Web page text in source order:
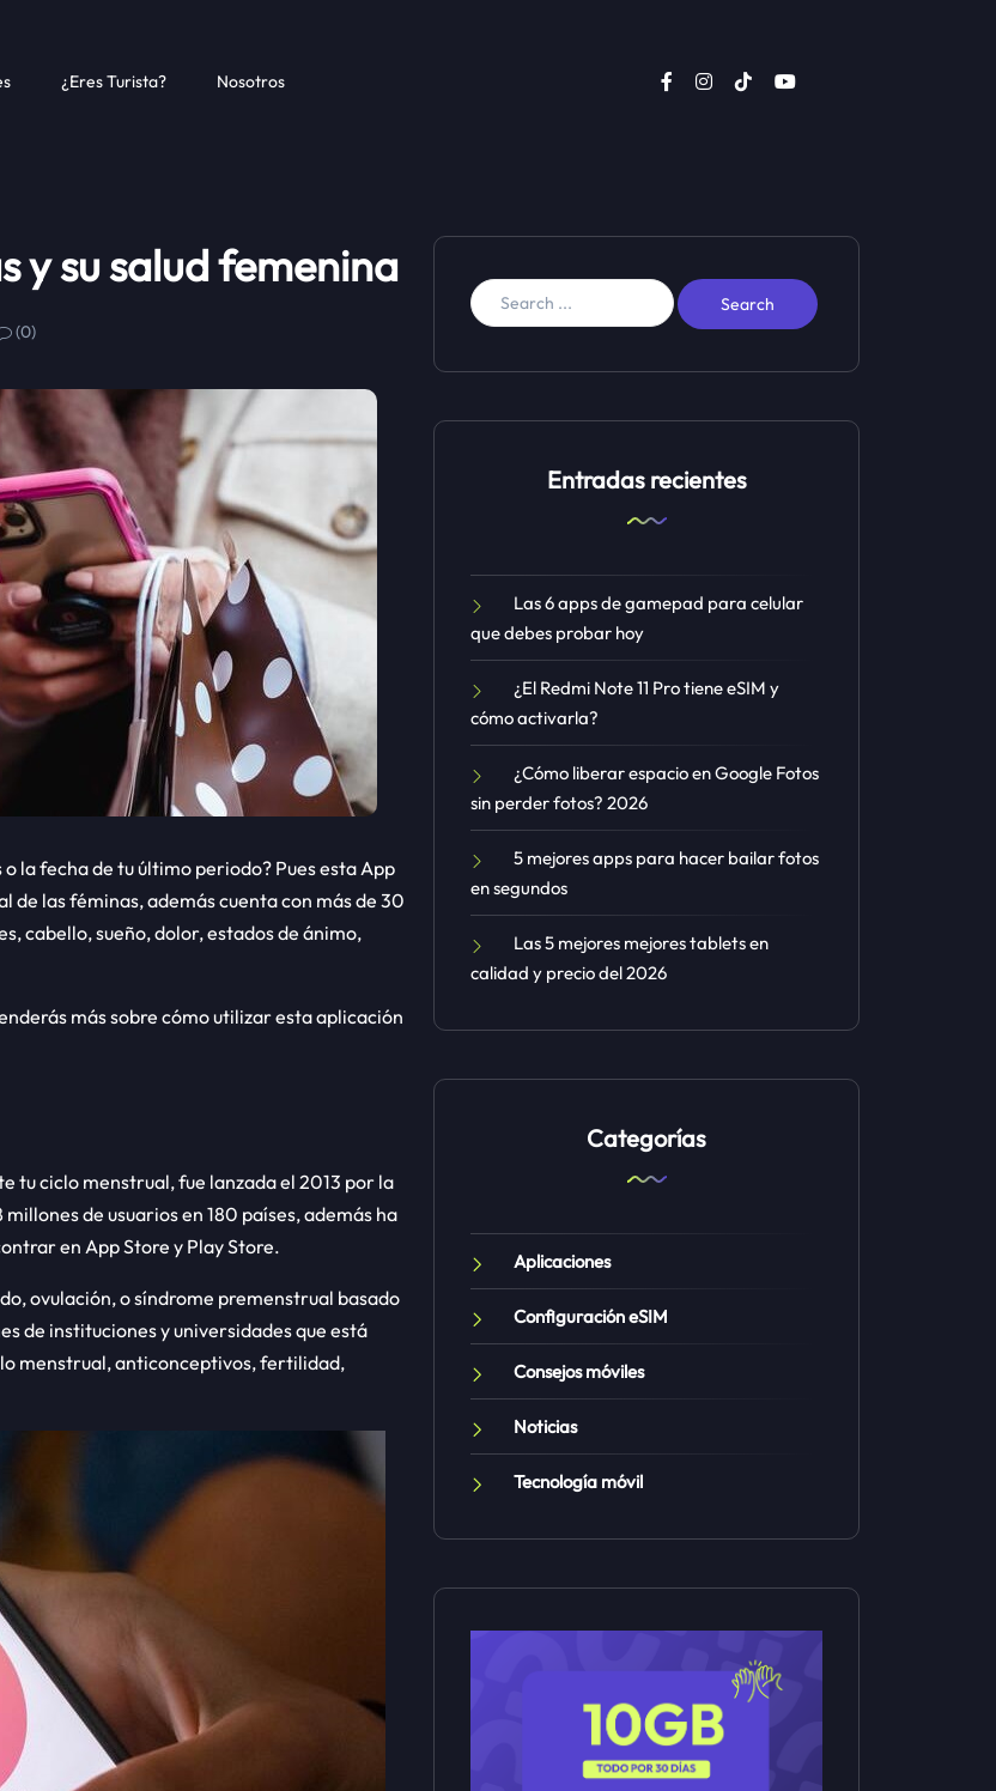
¿Eres Turista? Nosotros
y su salud femenina
(0)
la fecha de tu último periodo? Pues esta App
las féminas, además cuenta con más de 30
cabello, sueño, dolor, estados de ánimo,
más sobre cómo utilizar esta aplicación
tu ciclo menstrual, fue lanzada el 2013 por la
de usuarios en 180 países, además ha
en App Store y Play Store.
ovulación, o síndrome premenstrual basado
de instituciones y universidades que está
menstrual, anticonceptivos, fertilidad,
Entradas recientes
Las 6 apps de gamepad para celular
que debes probar hoy
¿El Redmi Note 11 Pro tiene eSIM y
cómo activarla?
¿Cómo liberar espacio en Google Fotos
sin perder fotos? 2026
5 mejores apps para hacer bailar fotos
en segundos
Las 5 mejores mejores tablets en
calidad y precio del 2026
Categorías
Aplicaciones
Configuración eSIM
Consejos móviles
Noticias
Tecnología móvil